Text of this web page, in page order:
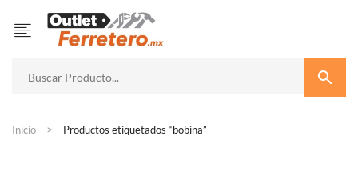
Inicio Productos etiquetados “bobina”